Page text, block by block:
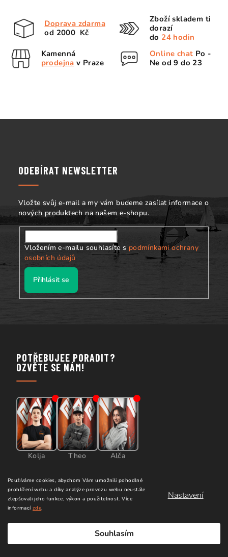
Používáme cookies, abychom Vám umožnili pohodlné
prohlížení webu a díky analýze provozu webu neustále
zlepšovali jeho funkce, výkon a použitelnost.Více
informacízde.
Nastavení
Souhlasím
ý
Doprava zdarma
od 2000 Kč
Zboží skladem ti
dorazí
do 24 hodin
Kamenná
prodejna v Praze
Online chat Po -
Ne od 9 do 23
ODEBÍRAT NEWSLETTER
Vložte svůj e-mail a my vám budeme zasílat informace o
nových produktech na našem e-shopu.
Vložením e-mailu souhlasíte s podmínkami ochrany
osobních údajů
Přihlásit se
POTŘEBUJEE PORADIT?
OZVĚTE SE NÁM!
Kolja Theo Alča
+420 724 000 088
+420 775 350 347
+420 603 916 042